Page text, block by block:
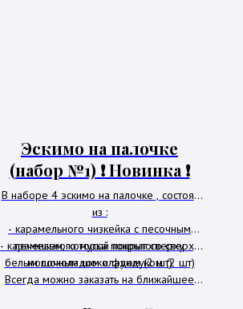
Эскимо на палочке
(набор №1) ❗️ Новинка ❗️
В наборе 4 эскимо на палочке , состоят
из :
- карамельного чизкейка с песочным
печеньем, который покрыт сверху
молочным шоколадом (2 шт)
- карамельного мусса покрытого сверху
белым шоколадом и фундуком (2 шт)
Всегда можно заказать на ближайшее